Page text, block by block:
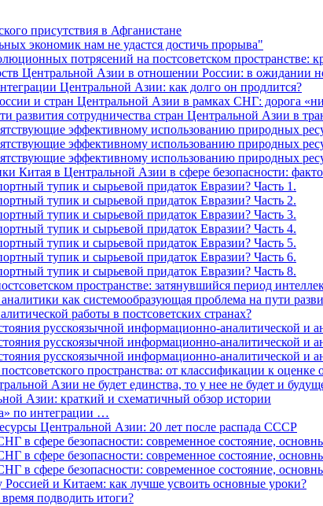
присутствия в Афганистане
экономик нам не удастся достичь прорыва"
потрясений на постсоветском пространстве:
Центральной Азии в отношении России: в ожидании
Центральной Азии: как долго он продлится?
и стран Центральной Азии в рамках СНГ: дорога
развития сотрудничества стран Центральной Азии в
эффективному использованию природных
эффективному использованию природных
эффективному использованию природных
Китая в Центральной Азии в сфере безопасности:
тупик и сырьевой придаток Евразии? Часть 1.
тупик и сырьевой придаток Евразии? Часть 2.
тупик и сырьевой придаток Евразии? Часть 3.
тупик и сырьевой придаток Евразии? Часть 4.
тупик и сырьевой придаток Евразии? Часть 5.
тупик и сырьевой придаток Евразии? Часть 6.
тупик и сырьевой придаток Евразии? Часть 8.
пространстве: затянувшийся период
как системообразующая проблема на пути
работы в постсоветских странах?
русскоязычной информационно-аналитической и
русскоязычной информационно-аналитической и
русскоязычной информационно-аналитической и
пространства: от классификации к
Азии не будет единства, то у нее не будет и
Азии: краткий и схематичный обзор истории
по интеграции …
Центральной Азии: 20 лет после распада СССР
в сфере безопасности: современное состояние,
в сфере безопасности: современное состояние,
в сфере безопасности: современное состояние,
и Китаем: как лучше усвоить основные уроки?
подводить итоги?